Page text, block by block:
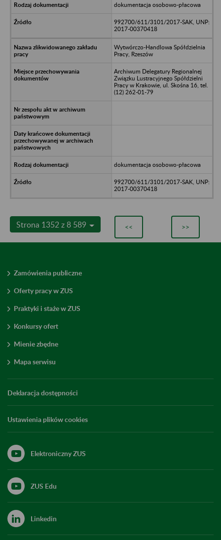
dokumentacja osobowo-płacowa
992700/611/3101/2017-SAK, UNP:
2017-00370418
Wytwórczo-Handlowa Spółdzielnia
Pracy, Rzeszów
Archiwum Delegatury Regionalnej
Związku Lustracyjnego Spółdzielni
Pracy w Krakowie, ul. Skośna 16, tel.
(12) 262-01-79
dokumentacja osobowo-płacowa
992700/611/3101/2017-SAK, UNP:
2017-00370418
Strona 1352 z 8 589 << >>
Zamówienia publiczne
Oferty pracy w ZUS
Praktyki i staże w ZUS
Konkursy ofert
Mienie zbędne
Mapa serwisu
Deklaracja dostępności
Ustawienia plików cookies
Elektroniczny ZUS
ZUS Edu
Linkedin